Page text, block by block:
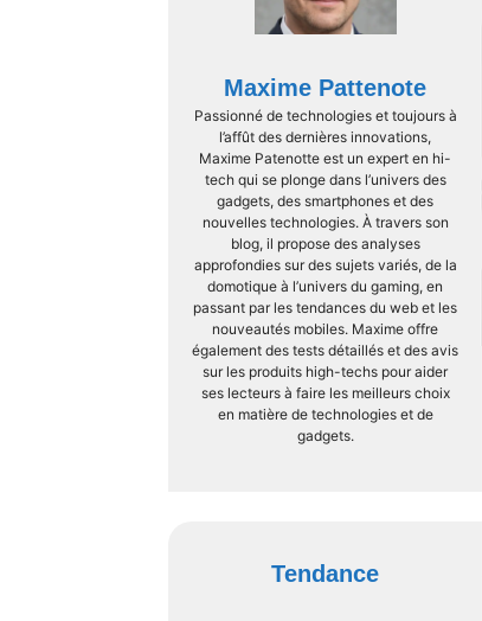
Maxime Pattenote
Passionné de technologies et toujours à
l’affût des dernières innovations,
Maxime Patenotte est un expert en hi-
tech qui se plonge dans l’univers des
gadgets, des smartphones et des
nouvelles technologies. À travers son
blog, il propose des analyses
approfondies sur des sujets variés, de la
domotique à l’univers du gaming, en
passant par les tendances du web et les
nouveautés mobiles. Maxime offre
également des tests détaillés et des avis
sur les produits high-techs pour aider
ses lecteurs à faire les meilleurs choix
en matière de technologies et de
gadgets.
Tendance